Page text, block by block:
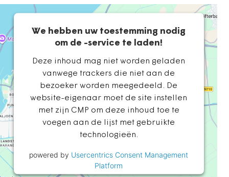
We hebben uw toestemming nodig
om de -service te laden!
Deze inhoud mag niet worden geladen
vanwege trackers die niet aan de
bezoeker worden meegedeeld. De
website-eigenaar moet de site instellen
met zijn CMP om deze inhoud toe te
voegen aan de lijst met gebruikte
technologieën.
powered by Usercentrics Consent Management
Platform